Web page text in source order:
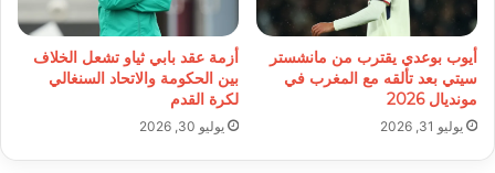
أيوب بوعدي يقترب من مانشستر
سيتي بعد تألقه مع المغرب في
مونديال 2026
يوليو 31, 2026
أزمة عقد بابي ثياو تشعل الخلاف
بين الحكومة والاتحاد السنغالي
لكرة القدم
يوليو 30, 2026